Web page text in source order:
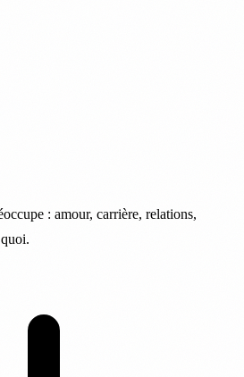
: amour, carrière, relations,